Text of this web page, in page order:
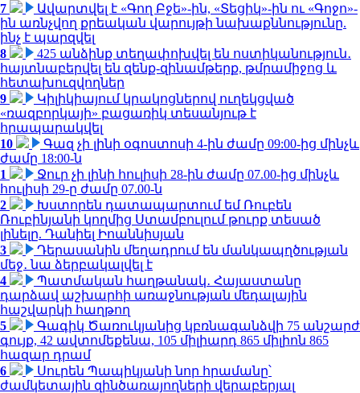
7
Ավարտվել է «Գող Բջե»-ին, «Տեցիկ»-ին ու «Գոջո»-
ին առնչվող քրեական վարույթի նախաքննությունը.
ինչ է պարզվել
8
425 անձինք տեղափոխվել են ոստիկանություն․
հայտնաբերվել են զենք-զինամթերք, թմրամիջոց և
հետախուզվողներ
9
Կիլիկիայում կրակոցներով ուղեկցված
«ռազբորկայի» բացառիկ տեսանյութ է
հրապարակվել
10
Գազ չի լինի օգոստոսի 4-ին ժամը 09:00-ից մինչև
ժամը 18:00-ն
1
Ջուր չի լինի հուլիսի 28-ին ժամը 07.00-ից մինչև
հուլիսի 29-ը ժամը 07.00-ն
2
Խստորեն դատապարտում եմ Ռուբեն
Ռուբինյանի կողմից Ստամբուլում թուրք տեսած
լինելը. Դանիել Իոաննիսյան
3
Դերասանին մեղադրում են մանկապղծության
մեջ․ նա ձերբակալվել է
4
Պատմական հաղթանակ․ Հայաստանը
դարձավ աշխարհի առաջնության մեդալային
հաշվարկի հաղթող
5
Գագիկ Ծառուկյանից կբռնագանձվի 75 անշարժ
գույք, 42 ավտոմեքենա, 105 միլիարդ 865 միլիոն 865
հազար դրամ
6
Սուրեն Պապիկյանի նոր հրամանը՝
ժամկետային զինծառայողների վերաբերյալ